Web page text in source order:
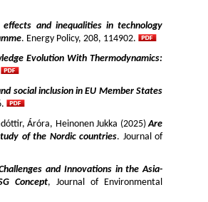
effects and inequalities in technology
. Energy Policy, 208, 114902.
Evolution With Thermodynamics:
social inclusion in EU Member States
Áróra, Heinonen Jukka (2025)Are
of the Nordic countries. Journal of
and Innovations in the Asia-
Concept, Journal of Environmental